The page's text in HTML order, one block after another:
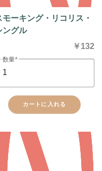
モーキング・リコリス・
ングル
￥132
数量
カートに入れる